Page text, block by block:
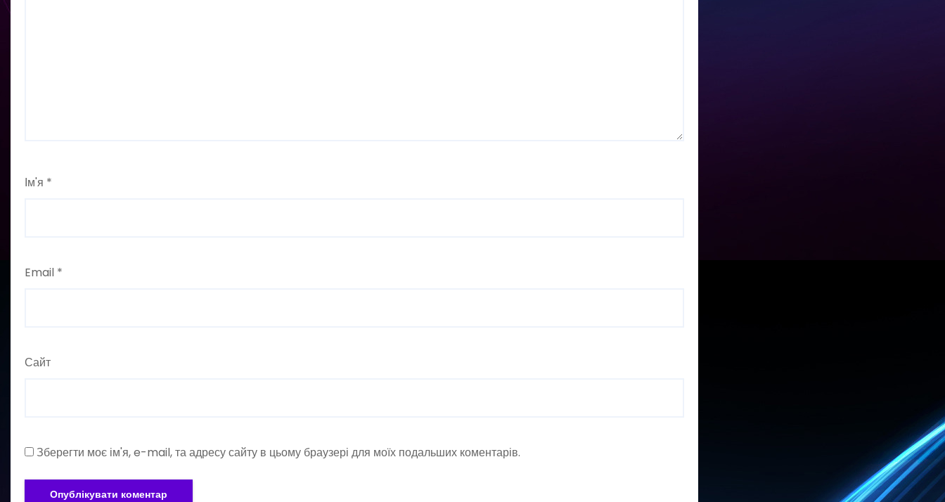
Ім'я *
Email *
Сайт
Зберегти моє ім'я, e-mail, та адресу сайту в цьому браузері для моїх подальших коментарів.